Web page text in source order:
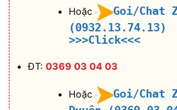
Hoặc
Goi/Chat
(0932.13.74.13)
>>>Click<<<
ĐT: 0369 03 04 03
Hoặc
Goi/Chat